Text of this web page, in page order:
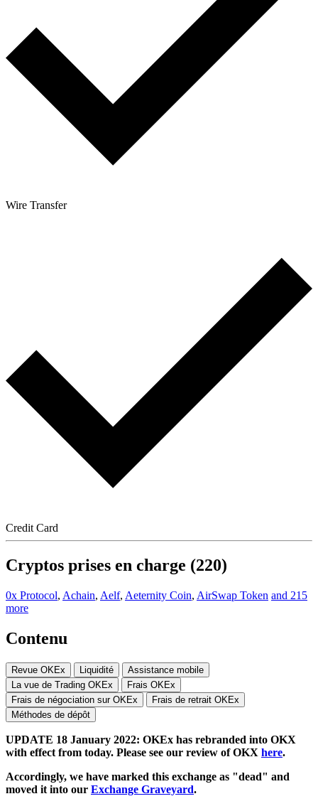
Wire Transfer
Credit Card
Cryptos prises en charge (220)
0x Protocol, Achain, Aelf, Aeternity Coin, AirSwap Token and 215
more
Contenu
Revue OKEx Liquidité
Assistance mobile
La vue de Trading OKEx
Frais OKEx
Frais de négociation sur OKEx
Frais de retrait OKEx
Méthodes de dépôt
UPDATE 18 January 2022: OKEx has rebranded into OKX
with effect from today. Please see our review of OKX here.
Accordingly, we have marked this exchange as "dead" and
moved it into our Exchange Graveyard.